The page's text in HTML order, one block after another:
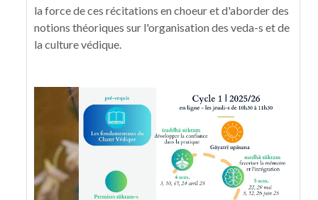
la force de ces récitations en choeur et d'aborder des
notions théoriques sur l'organisation des veda-s et de
la culture védique.